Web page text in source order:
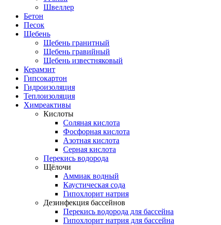
Швеллер
Бетон
Песок
Щебень
Щебень гранитный
Щебень гравийный
Щебень известняковый
Керамзит
Гипсокартон
Гидроизоляция
Теплоизоляция
Химреактивы
Кислоты
Соляная кислота
Фосфорная кислота
Азотная кислота
Серная кислота
Перекись водорода
Щёлочи
Аммиак водный
Каустическая сода
Гипохлорит натрия
Дезинфекция бассейнов
Перекись водорода для бассейна
Гипохлорит натрия для бассейна